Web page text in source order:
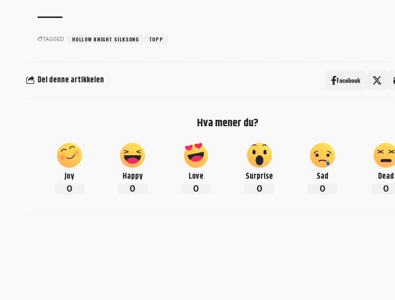
TAGGED: HOLLOW KNIGHT SILKSONG TOPP
Del denne artikkelen Facebook
Hva mener du?
Joy
0
Happy
0
Love
0
Surprise
0
Sad
0
Dead
0